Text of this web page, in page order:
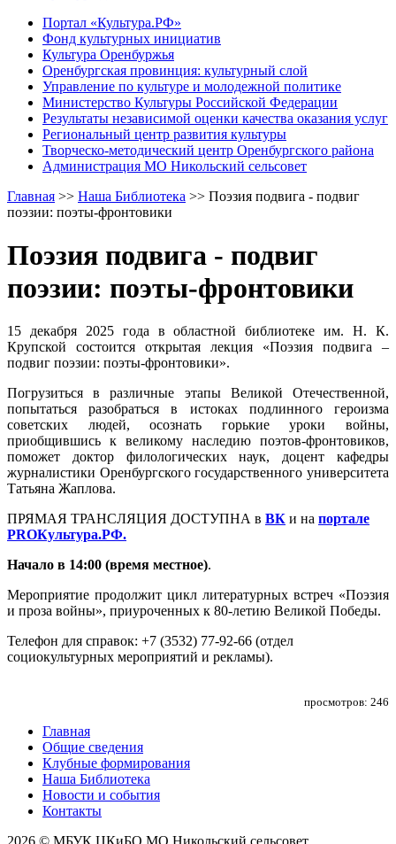
Портал «Культура.РФ»
Фонд культурных инициатив
Культура Оренбуржья
Оренбургская провинция: культурный слой
Управление по культуре и молодежной политике
Министерство Культуры Российской Федерации
Результаты независимой оценки качества оказания услуг
Региональный центр развития культуры
Творческо-методический центр Оренбургского района
Администрация МО Никольский сельсовет
Главная >> Наша Библиотека >> Поэзия подвига - подвиг
поэзии: поэты-фронтовики
Поэзия подвига - подвиг
поэзии: поэты-фронтовики
15 декабря 2025 года в областной библиотеке им. Н. К.
Крупской состоится открытая лекция «Поэзия подвига –
подвиг поэзии: поэты-фронтовики».
Погрузиться в различные этапы Великой Отечественной,
попытаться разобраться в истоках подлинного героизма
советских людей, осознать горькие уроки войны,
приобщившись к великому наследию поэтов-фронтовиков,
поможет доктор филологических наук, доцент кафедры
журналистики Оренбургского государственного университета
Татьяна Жаплова.
ПРЯМАЯ ТРАНСЛЯЦИЯ ДОСТУПНА в ВК и на портале
PROКультура.РФ.
Начало в 14:00 (время местное).
Мероприятие продолжит цикл литературных встреч «Поэзия
и проза войны», приуроченных к 80-летию Великой Победы.
Телефон для справок: +7 (3532) 77-92-66 (отдел
социокультурных мероприятий и рекламы).
просмотров: 246
Главная
Общие сведения
Клубные формирования
Наша Библиотека
Новости и события
Контакты